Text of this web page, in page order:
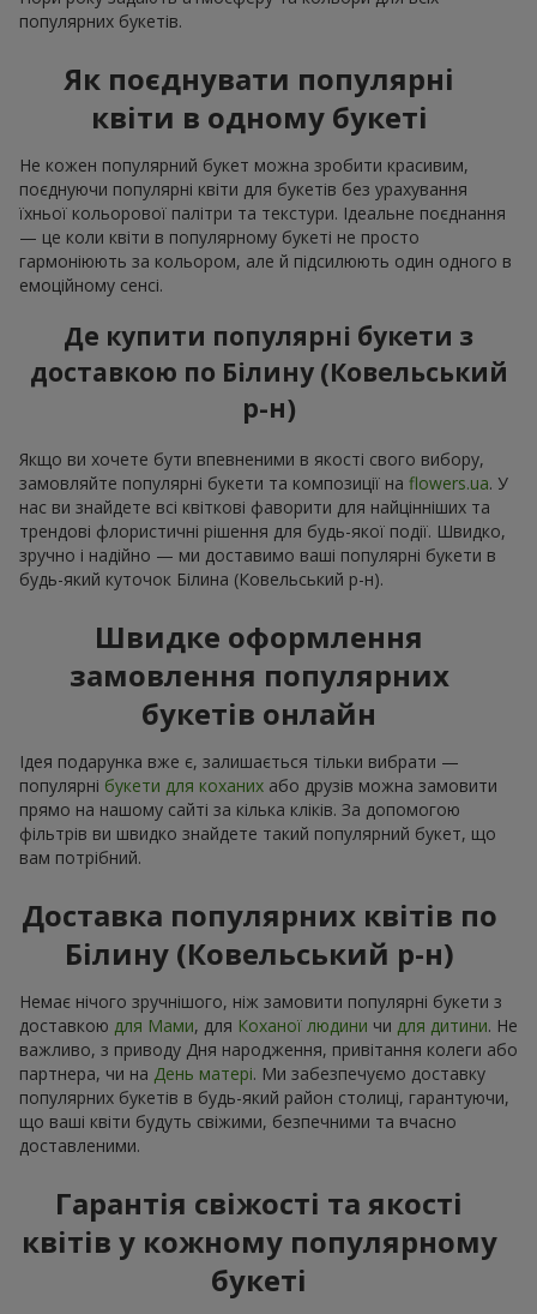
популярних букетів.
Як поєднувати популярні
квіти в одному букеті
Не кожен популярний букет можна зробити красивим,
поєднуючи популярні квіти для букетів без урахування
їхньої кольорової палітри та текстури. Ідеальне поєднання
— це коли квіти в популярному букеті не просто
гармоніюють за кольором, але й підсилюють один одного в
емоційному сенсі.
Де купити популярні букети з
доставкою по Білину (Ковельський
р-н)
Якщо ви хочете бути впевненими в якості свого вибору,
замовляйте популярні букети та композиції на flowers.ua. У
нас ви знайдете всі квіткові фаворити для найцінніших та
трендові флористичні рішення для будь-якої події. Швидко,
зручно і надійно — ми доставимо ваші популярні букети в
будь-який куточок Білина (Ковельський р-н).
Швидке оформлення
замовлення популярних
букетів онлайн
Ідея подарунка вже є, залишається тільки вибрати —
популярні букети для коханих або друзів можна замовити
прямо на нашому сайті за кілька кліків. За допомогою
фільтрів ви швидко знайдете такий популярний букет, що
вам потрібний.
Доставка популярних квітів по
Білину (Ковельський р-н)
Немає нічого зручнішого, ніж замовити популярні букети з
доставкою для Мами, для Коханої людини чи для дитини. Не
важливо, з приводу Дня народження, привітання колеги або
партнера, чи на День матері. Ми забезпечуємо доставку
популярних букетів в будь-який район столиці, гарантуючи,
що ваші квіти будуть свіжими, безпечними та вчасно
доставленими.
Гарантія свіжості та якості
квітів у кожному популярному
букеті